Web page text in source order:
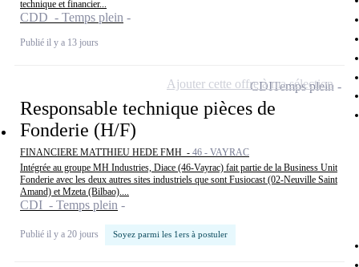
technique et financier...
CDD - Temps plein
Publié il y a 13 jours
Responsable technique pièces de
Fonderie (H/F)
FINANCIERE MATTHIEU HEDE FMH - 46 - VAYRAC
Intégrée au groupe MH Industries, Diace (46-Vayrac) fait partie de la Business Unit
Fonderie avec les deux autres sites industriels que sont Fusiocast (02-Neuville Saint
Amand) et Mzeta (Bilbao)....
CDI - Temps plein
Publié il y a 20 jours Soyez parmi les 1ers à postuler
CDITemps plein
Ajouter cette offre à ma sélection